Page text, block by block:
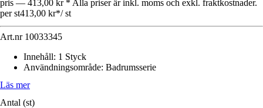
pris — 413,00 kr * Alla priser är inkl. moms och exkl. fraktkostnader.
per st413,00 kr*/ st
Art.nr 10033345
Innehåll: 1 Styck
Användningsområde: Badrumsserie
Läs mer
Antal (st)